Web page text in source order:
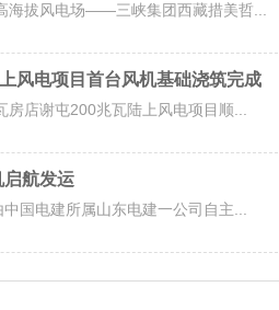
海拔风电场——三峡集团西藏措美哲...
风电项目首台风机基础浇筑完成
店谢屯200兆瓦陆上风电项目顺...
启航发运
国电建所属山东电建一公司自主...